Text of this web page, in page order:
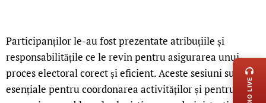
Participanților le-au fost prezentate atribuțiile și
responsabilitățile ce le revin pentru asigurarea unui
proces electoral corect și eficient. Aceste sesiuni sunt
esențiale pentru coordonarea activităților și pentru